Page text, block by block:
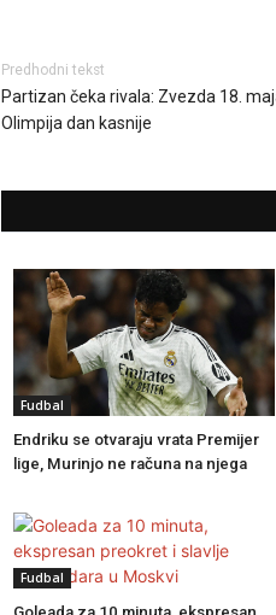
Predhodni tekst
Partizan čeka rivala: Zvezda 18.
Olimpija dan kasnije
Fudbal
Endriku se otvaraju vrata Premijer
lige, Murinjo ne računa na njega
Fudbal